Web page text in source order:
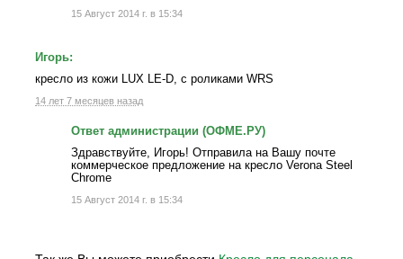
15 Август 2014 г. в 15:34
Игорь:
кресло из кожи LUX LE-D, с роликами WRS
14 лет 7 месяцев назад
Ответ администрации (ОФМЕ.РУ)
Здравствуйте, Игорь! Отправила на Вашу почте
коммерческое предложение на кресло Verona Steel
Chrome
15 Август 2014 г. в 15:34